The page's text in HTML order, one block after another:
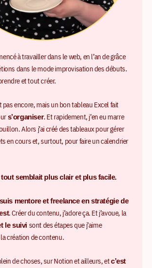
à travailler dans le web, en l’an de grâce
dans le mode improvisation des débuts.
et tout créer.
pas encore, mais un bon tableau Excel fait
s’organiser. Et rapidement, j’en eu marre
Alors j’ai créé des tableaux pour gérer
en cours et, surtout, pour faire un calendrier
semblait plus clair et plus facile.
mentore et freelance en stratégie de
. Créer du contenu, j’adore ça. Et j’avoue, la
le suivi sont des étapes que j’aime
création de contenu.
de choses, sur Notion et ailleurs, etc’est